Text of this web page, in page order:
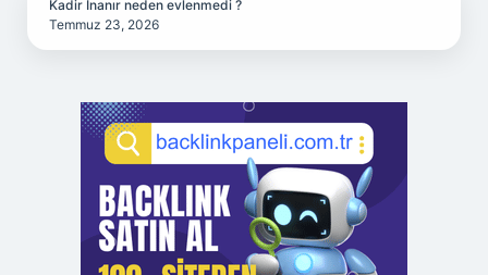
Kadir İnanır neden evlenmedi ?
Temmuz 23, 2026